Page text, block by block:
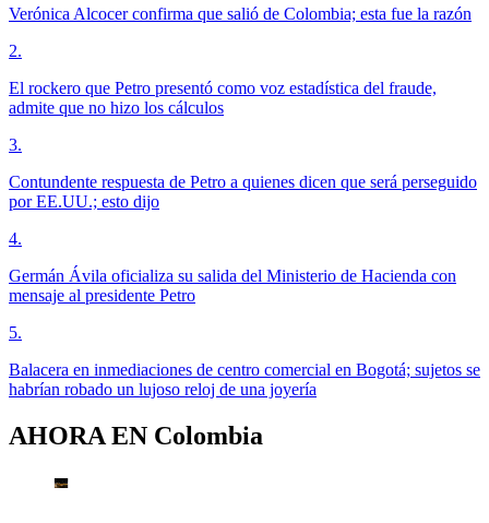
Verónica Alcocer confirma que salió de Colombia; esta fue la razón
2.
El rockero que Petro presentó como voz estadística del fraude,
admite que no hizo los cálculos
3.
Contundente respuesta de Petro a quienes dicen que será perseguido
por EE.UU.; esto dijo
4.
Germán Ávila oficializa su salida del Ministerio de Hacienda con
mensaje al presidente Petro
5.
Balacera en inmediaciones de centro comercial en Bogotá; sujetos se
habrían robado un lujoso reloj de una joyería
AHORA EN Colombia